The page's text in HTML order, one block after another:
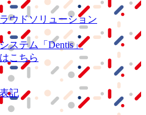
ウドソリューション
ステム
「Dentis」
こちら
記